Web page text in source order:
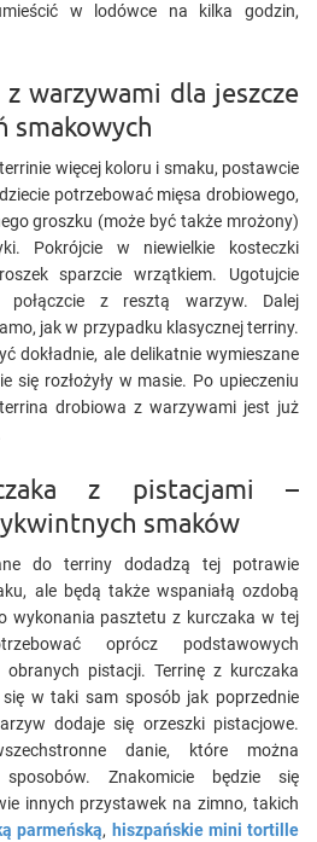
w lodówce na kilka godzin,
warzywami dla jeszcze
smakowych
więcej koloru i smaku, postawcie
potrzebować mięsa drobiowego,
groszku (może być także mrożony)
Pokrójcie w niewielkie kosteczki
sparzcie wrzątkiem. Ugotujcie
połączcie z resztą warzyw. Dalej
jak w przypadku klasycznej terriny.
dokładnie, ale delikatnie wymieszane
się rozłożyły w masie. Po upieczeniu
drobiowa z warzywami jest już
z pistacjami –
smaków
do terriny dodadzą tej potrawie
ale będą także wspaniałą ozdobą
wykonania pasztetu z kurczaka w tej
oprócz podstawowych
pistacji. Terrinę z kurczaka
w taki sam sposób jak poprzednie
dodaje się orzeszki pistacjowe.
danie, które można
Znakomicie będzie się
innych przystawek na zimno, takich
parmeńską, hiszpańskie mini tortille